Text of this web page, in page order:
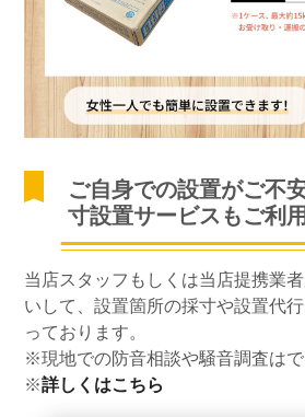
ご自身での設置がご不
寸設置サービスもご利
当店スタッフもしくは当店提携業
いして、設置箇所の採寸や設置代
っております。
※現地での防音相談や騒音調査はで
※詳しくはこちら